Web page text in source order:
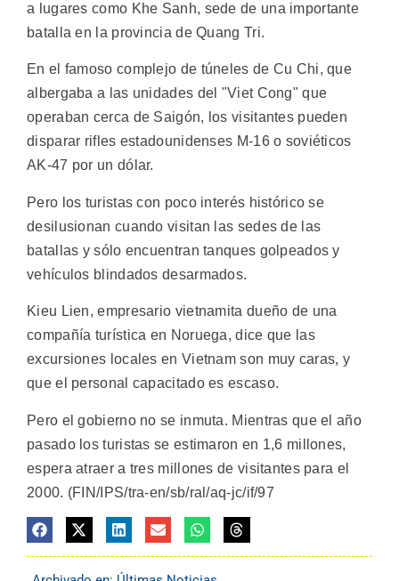
a lugares como Khe Sanh, sede de una importante
batalla en la provincia de Quang Tri.
En el famoso complejo de túneles de Cu Chi, que
albergaba a las unidades del "Viet Cong" que
operaban cerca de Saigón, los visitantes pueden
disparar rifles estadounidenses M-16 o soviéticos
AK-47 por un dólar.
Pero los turistas con poco interés histórico se
desilusionan cuando visitan las sedes de las
batallas y sólo encuentran tanques golpeados y
vehículos blindados desarmados.
Kieu Lien, empresario vietnamita dueño de una
compañía turística en Noruega, dice que las
excursiones locales en Vietnam son muy caras, y
que el personal capacitado es escaso.
Pero el gobierno no se inmuta. Mientras que el año
pasado los turistas se estimaron en 1,6 millones,
espera atraer a tres millones de visitantes para el
2000. (FIN/IPS/tra-en/sb/ral/aq-jc/if/97